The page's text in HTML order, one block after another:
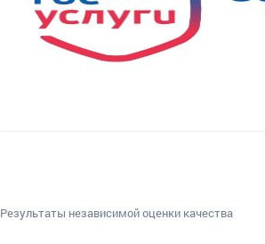
Результаты независимой оценки качества